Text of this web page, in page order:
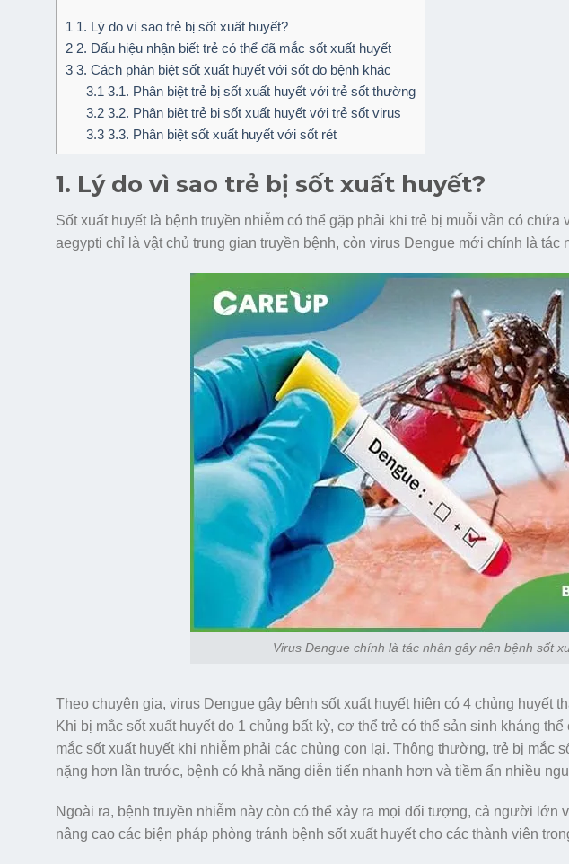
1 1. Lý do vì sao trẻ bị sốt xuất huyết?
2 2. Dấu hiệu nhận biết trẻ có thể đã mắc sốt xuất huyết
3 3. Cách phân biệt sốt xuất huyết với sốt do bệnh khác
3.1 3.1. Phân biệt trẻ bị sốt xuất huyết với trẻ sốt thường
3.23.2. Phân biệt trẻ bị sốt xuất huyết với trẻ sốt virus
3.33.3. Phân biệt sốt xuất huyết với sốt rét
1. Lý do vì sao trẻ bị sốt xuất huyết?
Sốt xuất huyết là bệnh truyền nhiễm có thể gặp phải khi trẻ bị muỗi vằn có chứa
aegypti chỉ là vật chủ trung gian truyền bệnh, còn virus Dengue mới chính là tác
Virus Dengue chính là tác nhân gây nên bệnh sốt
Theo chuyên gia, virus Dengue gây bệnh sốt xuất huyết hiện có 4 chủng huyết
Khi bị mắc sốt xuất huyết do 1 chủng bất kỳ, cơ thể trẻ có thể sản sinh kháng
mắc sốt xuất huyết khi nhiễm phải các chủng con lại. Thông thường, trẻ bị mắc
nặng hơn lần trước, bệnh có khả năng diễn tiến nhanh hơn và tiềm ẩn nhiều
Ngoài ra, bệnh truyền nhiễm này còn có thể xảy ra mọi đối tượng, cả người lớn
nâng cao các biện pháp phòng tránh bệnh sốt xuất huyết cho các thành viên